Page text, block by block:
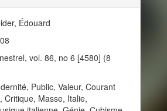
Édouard
vol. 86, no 6 [4580] (8
Public, Valeur, Courant
Critique, Masse, Italie,